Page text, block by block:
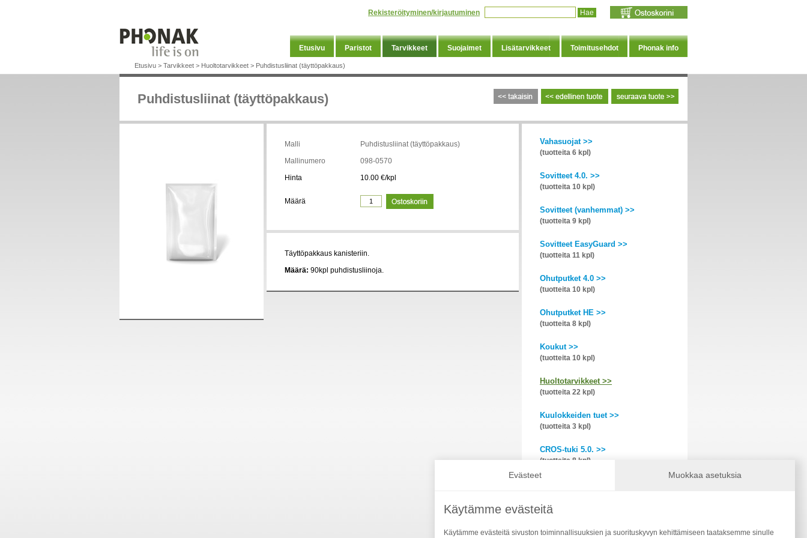
Evästeet Muokkaa asetuksia
Käytämme evästeitä
Käytämme evästeitä sivuston toiminnallisuuksien ja suorituskyvyn kehittämiseen taataksemme sinulle
Rekisteröityminen/kirjautuminen
Etusivu Paristot Tarvikkeet Suojaimet Lisätarvikkeet Toimitusehdot Phonak info
Etusivu > Tarvikkeet > Huoltotarvikkeet > Puhdistusliinat (täyttöpakkaus)
Puhdistusliinat (täyttöpakkaus)
Malli
Puhdistusliinat (täyttöpakkaus)
Mallinumero
098-0570
Hinta
10.00 €/kpl
Määrä
Täyttöpakkaus kanisteriin.
Määrä: 90kpl puhdistusliinoja.
Vahasuojat >>
(tuotteita 6 kpl)
Sovitteet 4.0. >>
(tuotteita 10 kpl)
Sovitteet (vanhemmat) >>
(tuotteita 9 kpl)
Sovitteet EasyGuard >>
(tuotteita 11 kpl)
Ohutputket 4.0 >>
(tuotteita 10 kpl)
Ohutputket HE >>
(tuotteita 8 kpl)
Koukut >>
(tuotteita 10 kpl)
Huoltotarvikkeet >>
(tuotteita 22 kpl)
Kuulokkeiden tuet >>
(tuotteita 3 kpl)
CROS-tuki 5.0. >>
(tuotteita 8 kpl)
(tuotteita 2 kpl)